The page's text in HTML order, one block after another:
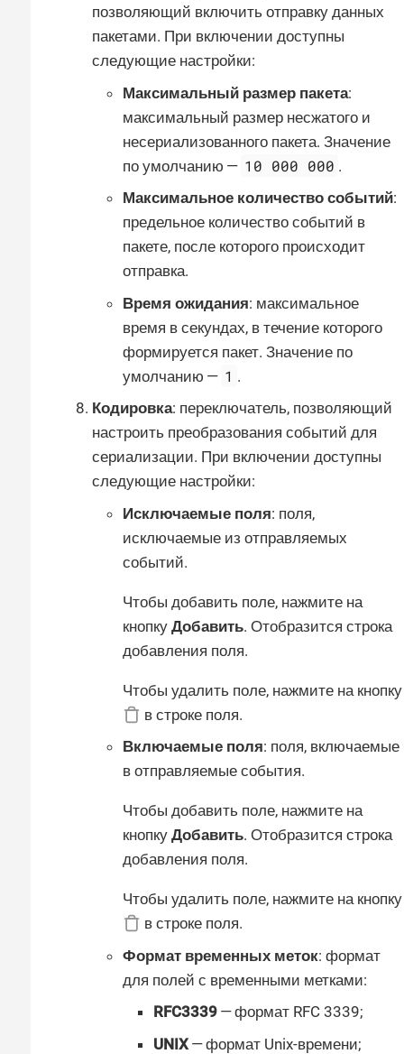
позволяющий включить отправку данных
пакетами. При включении доступны
следующие настройки:
Максимальный размер пакета:
максимальный размер несжатого и
несериализованного пакета. Значение
по умолчанию — 10 000 000 .
Максимальное количество событий:
предельное количество событий в
пакете, после которого происходит
отправка.
Время ожидания: максимальное
время в секундах, в течение которого
формируется пакет. Значение по
умолчанию — 1 .
Кодировка: переключатель, позволяющий
настроить преобразования событий для
сериализации. При включении доступны
следующие настройки:
Исключаемые поля: поля,
исключаемые из отправляемых
событий.
Чтобы добавить поле, нажмите на
кнопку Добавить. Отобразится строка
добавления поля.
Чтобы удалить поле, нажмите на кнопку
в строке поля.
Включаемые поля: поля, включаемые
в отправляемые события.
Чтобы добавить поле, нажмите на
кнопку Добавить. Отобразится строка
добавления поля.
Чтобы удалить поле, нажмите на кнопку
в строке поля.
Формат временных меток: формат
для полей с временными метками:
RFC3339 — формат RFC 3339;
UNIX — формат Unix-времени;